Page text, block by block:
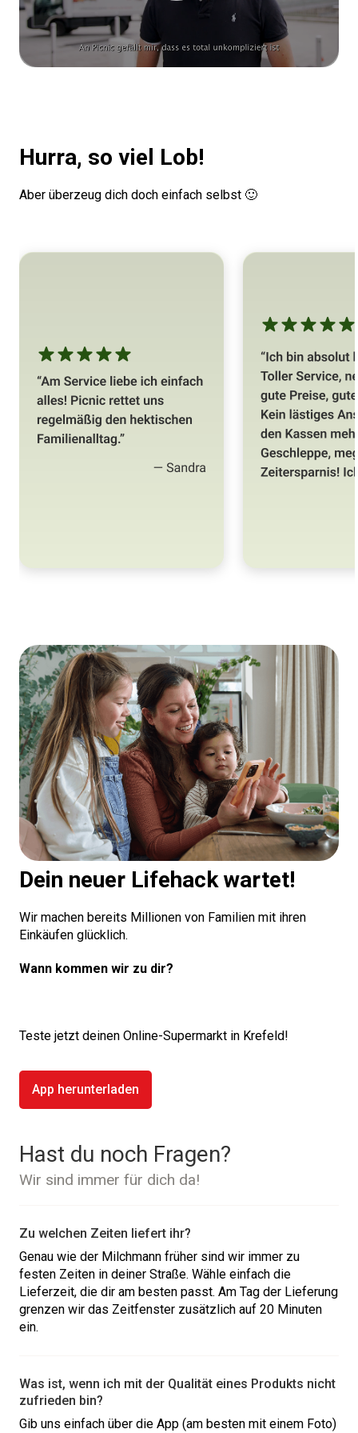
Hurra, so viel Lob!
Aber überzeug dich doch einfach selbst 🙂
Dein neuer Lifehack wartet!
Wir machen bereits Millionen von Familien mit ihren
Einkäufen glücklich.
Wann kommen wir zu dir?
Teste jetzt deinen Online-Supermarkt in Krefeld!
App herunterladen
Hast du noch Fragen?
Wir sind immer für dich da!
Zu welchen Zeiten liefert ihr?
Genau wie der Milchmann früher sind wir immer zu
festen Zeiten in deiner Straße. Wähle einfach die
Lieferzeit, die dir am besten passt. Am Tag der Lieferung
grenzen wir das Zeitfenster zusätzlich auf 20 Minuten
ein.
Was ist, wenn ich mit der Qualität eines Produkts nicht
zufrieden bin?
Gib uns einfach über die App (am besten mit einem Foto)